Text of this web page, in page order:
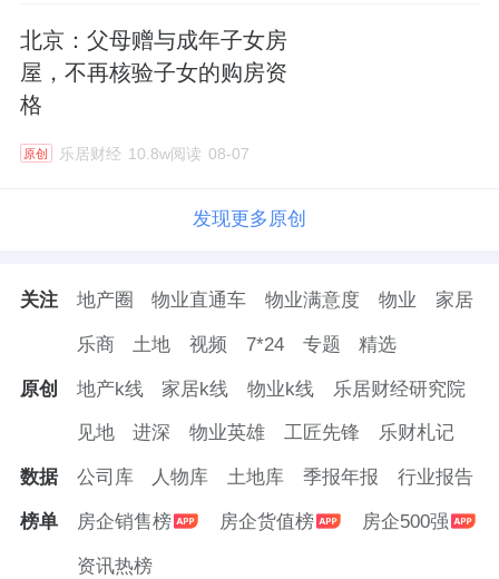
北京：父母赠与成年子女房
屋，不再核验子女的购房资
格
原创 乐居财经 10.8w阅读 08-07
发现更多原创
关注 地产圈 物业直通车 物业满意度 物业 家居
乐商 土地 视频 7*24 专题 精选
原创 地产k线 家居k线 物业k线 乐居财经研究院
见地 进深 物业英雄 工匠先锋 乐财札记
数据 公司库 人物库 土地库 季报年报 行业报告
榜单 房企销售榜 房企货值榜 房企500强
资讯热榜